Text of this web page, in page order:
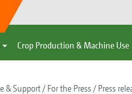
Crop Production & Machine Use
& Support For the Press Press